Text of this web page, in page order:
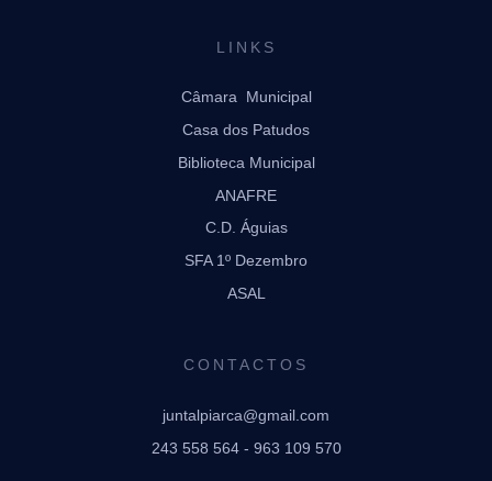
LINKS
Câmara Municipal
Casa dos Patudos
Biblioteca Municipal
ANAFRE
C.D. Águias
SFA 1º Dezembro
ASAL
CONTACTOS
juntalpiarca@gmail.com
243 558 564 - 963 109 570